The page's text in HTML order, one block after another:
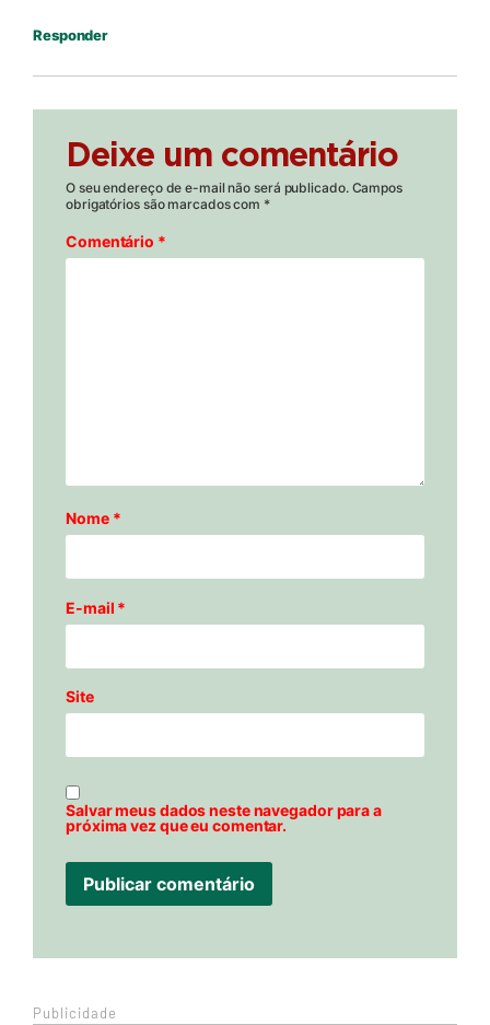
Responder
Deixe um comentário
O seu endereço de e-mail não será publicado. Campos
obrigatórios são marcados com *
Comentário *
Nome *
E-mail *
Site
Salvar meus dados neste navegador para a
próxima vez que eu comentar.
Publicidade